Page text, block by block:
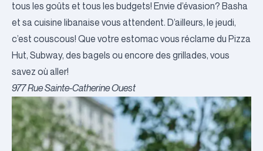
tous les goûts et tous les budgets! Envie d’évasion? Basha
et sa cuisine libanaise vous attendent. D’ailleurs, le jeudi,
c’est couscous! Que votre estomac vous réclame du Pizza
Hut, Subway, des bagels ou encore des grillades, vous
savez où aller!
977 Rue Sainte-Catherine Ouest